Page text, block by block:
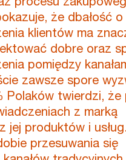
że dbałość o
klientów ma
dobre oraz
pomiędzy
zawsze spore
Polaków twierdzi, że
z marką
jej produktów i
przesuwania się